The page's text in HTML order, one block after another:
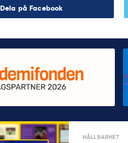
Dela på Facebook
HÅLLBARHET